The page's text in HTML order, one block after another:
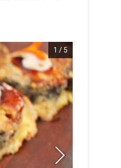
1 / 5